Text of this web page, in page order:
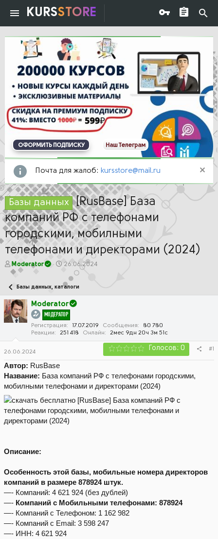
KURSSTORE
ОФОРМИТЬ ПОДПИСКУ Наш Телеграм
Почта для жалоб: kursstore@mail.ru
Базы данных [RusBase] База
компаний РФ с телефонами
городскими, мобилными
телефонами и директорами (2024)
А
в
о
р
т
е
Moderator
Д
т
а
а
ч
а
л
а
26.06.2024
Базы данных, каталоги
Moderator
МОДЕРАТОР
Регистрация 17.07.2019 Сообщения
80 780
Реакции
251 418 Онлайн 2мес 9дн 20ч 3м 51с
26.06.2024 Голосов: 0 #1
Автор: RusBase
Название: База компаний РФ с телефонами городскими,
мобилными телефонами и директорами (2024)
Описание:
Особенность этой базы, мобильные номера директоров
компаний в размере 878924 штук.
—- Компаний: 4 621 924 (без дублей)
—- Компаний с Мобильными телефонами: 878924
—- Компаний с Телефоном: 1 162 982
—- Компаний с Email: 3 598 247
—- ИНН: 4 621 924